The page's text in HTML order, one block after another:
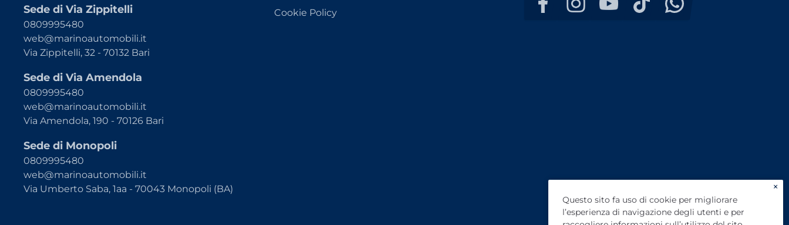
Sede di Via Zippitelli
0809995480
web@marinoautomobili.it
Via Zippitelli, 32 - 70132 Bari
Sede di Via Amendola
0809995480
web@marinoautomobili.it
Via Amendola, 190 - 70126 Bari
Sede di Monopoli
0809995480
web@marinoautomobili.it
Via Umberto Saba, 1aa - 70043 Monopoli (BA)
Cookie Policy
×
Questo sito fa uso di cookie per migliorare
l’esperienza di navigazione degli utenti e per